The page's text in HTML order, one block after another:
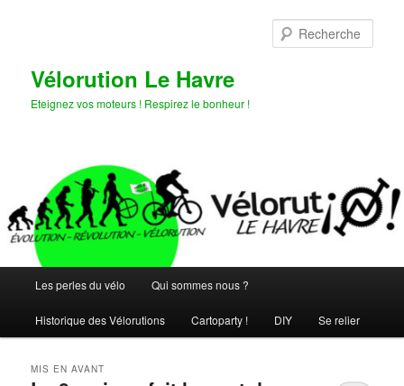
Vélorution Le Havre
Eteignez vos moteurs ! Respirez le bonheur !
principal
Les perles du vélo Qui sommes nous ?
Historique des Vélorutions Cartoparty ! DIY Se relier
MIS EN AVANT